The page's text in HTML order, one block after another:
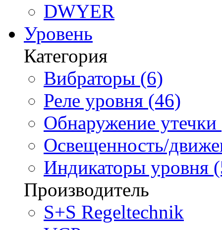
DWYER
Уровень
Категория
Вибраторы (6)
Реле уровня (46)
Обнаружение утечки
Освещенность/
Индикаторы уровня
Производитель
S+S Regeltechnik